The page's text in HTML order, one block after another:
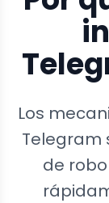
Los
Telegram
de